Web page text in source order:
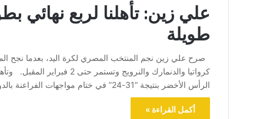
علي زين: تأهلنا لربع نهائي
طويلة
صرح علي زين نجم المنتخب المصري لكرة اليد، بعدما نجح
كرواتيا والدنمارك والنرويج
الرأس الأخضر بنتيجة “31-24” في ختام مواجهات الفراعنة بالدور الرئيسي ببطولة العالم. قال علي زين عبر تصريحات…
أكمل القراءة »